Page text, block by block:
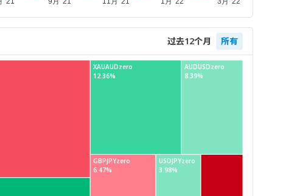
过去12个月 所有
XAUAUDzero AUDUSDzero
GBPJPYzero USDJPYzero
12.36% 8.39%
6.47% 3.98%